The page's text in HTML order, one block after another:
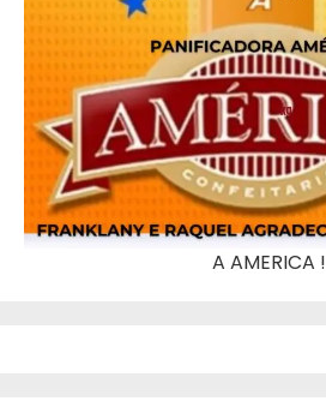
A AMERICA !